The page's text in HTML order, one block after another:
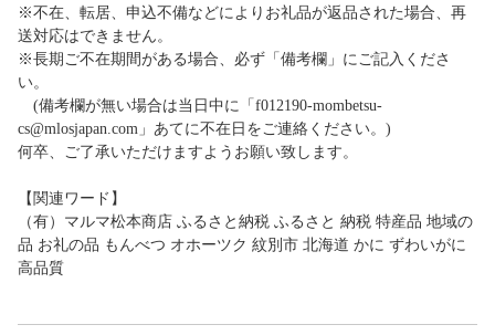
※不在、転居、申込不備などによりお礼品が返品された場合、再
送対応はできません。
※長期ご不在期間がある場合、必ず「備考欄」にご記入くださ
い。
(備考欄が無い場合は当日中に「f012190-mombetsu-
cs@mlosjapan.com」あてに不在日をご連絡ください。)
何卒、ご了承いただけますようお願い致します。
【関連ワード】
（有）マルマ松本商店 ふるさと納税 ふるさと 納税 特産品 地域の
品 お礼の品 もんべつ オホーツク 紋別市 北海道 かに ずわいがに
高品質